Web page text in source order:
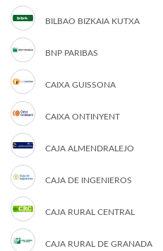
BILBAO BIZKAIA KUTXA
BNP PARIBAS
CAIXA GUISSONA
CAIXA ONTINYENT
CAJA ALMENDRALEJO
CAJA DE INGENIEROS
CAJA RURAL CENTRAL
CAJA RURAL DE GRANADA